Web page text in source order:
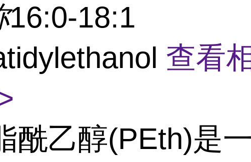
16:0-18:1
查看
酰乙醇(PEth)是一